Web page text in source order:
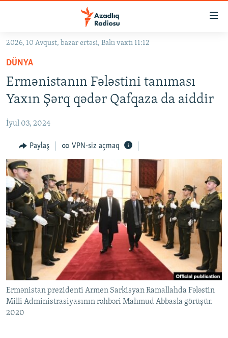
Əsas
qayıt
Əsas
naviqasiyaya
qayıt
Axtarışa
keç
#ƏSLINDƏ
FƏRQƏ BAX
QANUNI DOĞRU
ARAŞDIRMA
MULTIMEDIA
VIDEO
FOTOQALEREYA
İNFOQRAFIKA
KARIKATURA
RADIO ARXIV
OXU ZALI
AZƏRBAYCAN ƏDƏBIYYATI KITABXANASI
İSLAM VƏ DEMOKRATIYA
İZ - MƏDƏNIYYƏT PROQRAMI
HAQQIMIZDA
MISSIYAMIZ
PEŞƏ ETIKASI VƏ JURNALISTIKA STANDARTLARIMIZ
MATERIALLARIMIZDAN ISTIFADƏ
AZADLIQRADIOSU MOBIL TELEFONUNUZDA
BIZIMLƏ ƏLAQƏ
BIZI IZLƏ
RFE/RL-in bütün saytları
2026, 10 Avqust, bazar ertəsi, Bakı vaxtı 11:12
DÜNYA
Ermənistanın Fələstini tanıması
Yaxın Şərq qədər Qafqaza da aiddir
İyul 03, 2024
Paylaş VPN-siz açmaq
Ermənistan prezidenti Armen Sarkisyan Ramallahda Fələstin
Milli Administrasiyasının rəhbəri Mahmud Abbasla görüşür.
2020